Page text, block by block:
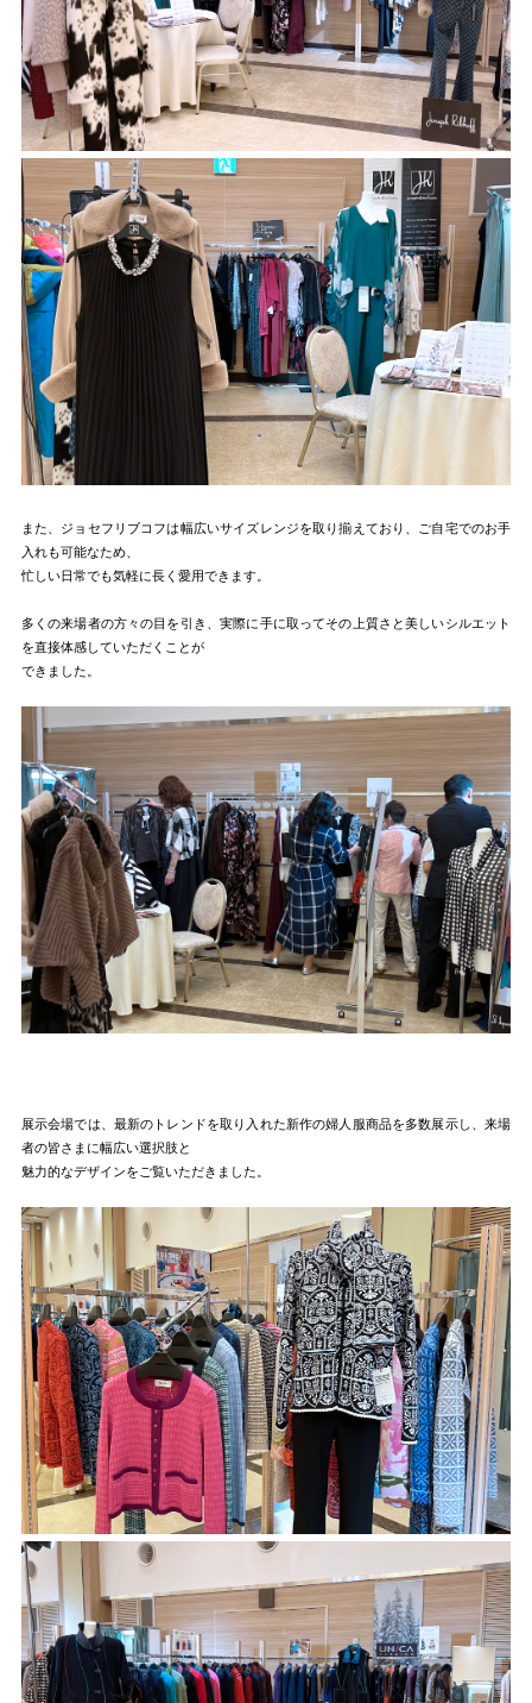
また、ジョセフリブコフは幅広いサイズレンジを取り揃えており、ご自宅でのお手
入れも可能なため、
忙しい日常でも気軽に長く愛用できます。
多くの来場者の方々の目を引き、実際に手に取ってその上質さと美しいシルエット
を直接体感していただくことが
できました。
展示会場では、最新のトレンドを取り入れた新作の婦人服商品を多数展示し、来場
者の皆さまに幅広い選択肢と
魅力的なデザインをご覧いただきました。